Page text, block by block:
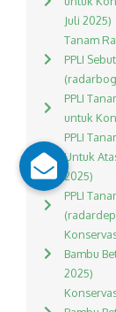
Juli 2025)
Tanam
PPLI
PPLI
untuk
PPLI
Untuk
2025)
PPLI
Bambu
2025)